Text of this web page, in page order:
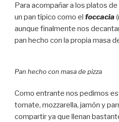
Para acompañar a los platos
un pan típico como el foccacia
aunque finalmente nos
pan hecho con la propia masa
Pan hecho con masa de pizza
Como entrante nos pedimos
tomate, mozzarella, jamón y
compartir ya que llenan